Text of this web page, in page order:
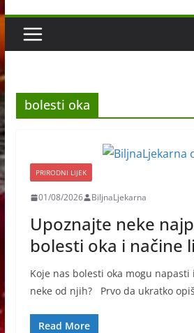
bolesti oka
PRIRODNI LIJEK
01/08/2026 BiljnaLjekarna
Upoznajte neke
bolesti oka i načine
Koje nas bolesti oka mogu napasti
neke od njih? Prvo da ukratko
Read More